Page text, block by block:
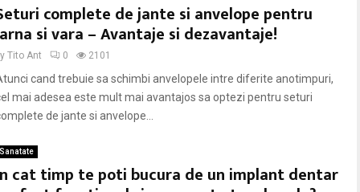
complete de jante si anvelope pentru
si vara – Avantaje si dezavantaje!
Tito Ant 0 2101
cand trebuie sa schimbi anvelopele intre diferite anotimpuri,
mai adesea este mult mai avantajos sa optezi pentru seturi
de jante si anvelope...
Sanatate
cat timp te poti bucura de un implant dentar